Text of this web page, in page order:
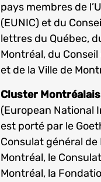
pays membres de
(EUNIC) et du
lettres du Québec,
Montréal, du
et de la Ville de
Cluster Montréalais
(European National
est porté par le
Consulat général de
Montréal, le
Montréal, la